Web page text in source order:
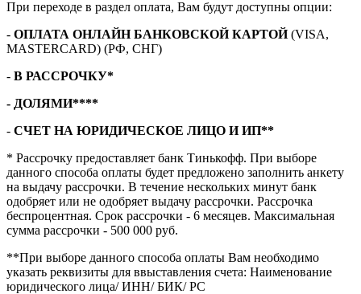
При переходе в раздел оплата, Вам будут доступны опции:
- ОПЛАТА ОНЛАЙН БАНКОВСКОЙ КАРТОЙ(VISA,
MASTERCARD) (РФ, СНГ)
- В РАССРОЧКУ*
- ДОЛЯМИ****
- СЧЕТ НА ЮРИДИЧЕСКОЕ ЛИЦО И ИП**
* Рассрочку предоставляет банк Тинькофф. При выборе
данного способа оплаты будет предложено заполнить анкету
на выдачу рассрочки. В течение нескольких минут банк
одобряет или не одобряет выдачу рассрочки. Рассрочка
беспроцентная. Срок рассрочки - 6 месяцев. Максимальная
сумма рассрочки - 500 000 руб.
**При выборе данного способа оплаты Вам необходимо
указать реквизиты для ввыставления счета: Наименование
юридического лица/ ИНН/ БИК/ РС